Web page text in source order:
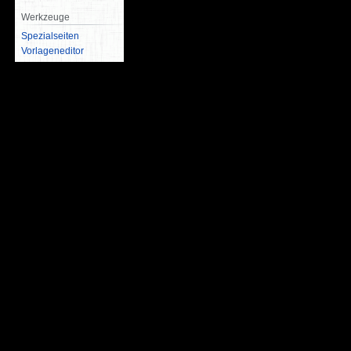
Werkzeuge
Spezialseiten
Vorlageneditor